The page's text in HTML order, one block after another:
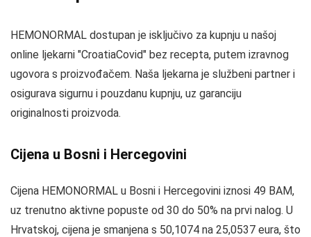
HEMONORMAL dostupan je isključivo za kupnju u našoj
online ljekarni "CroatiaCovid" bez recepta, putem izravnog
ugovora s proizvođačem. Naša ljekarna je službeni partner i
osigurava sigurnu i pouzdanu kupnju, uz garanciju
originalnosti proizvoda.
Cijena u Bosni i Hercegovini
Cijena HEMONORMAL u Bosni i Hercegovini iznosi 49 BAM,
uz trenutno aktivne popuste od 30 do 50% na prvi nalog. U
Hrvatskoj, cijena je smanjena s 50,1074 na 25,0537 eura, što